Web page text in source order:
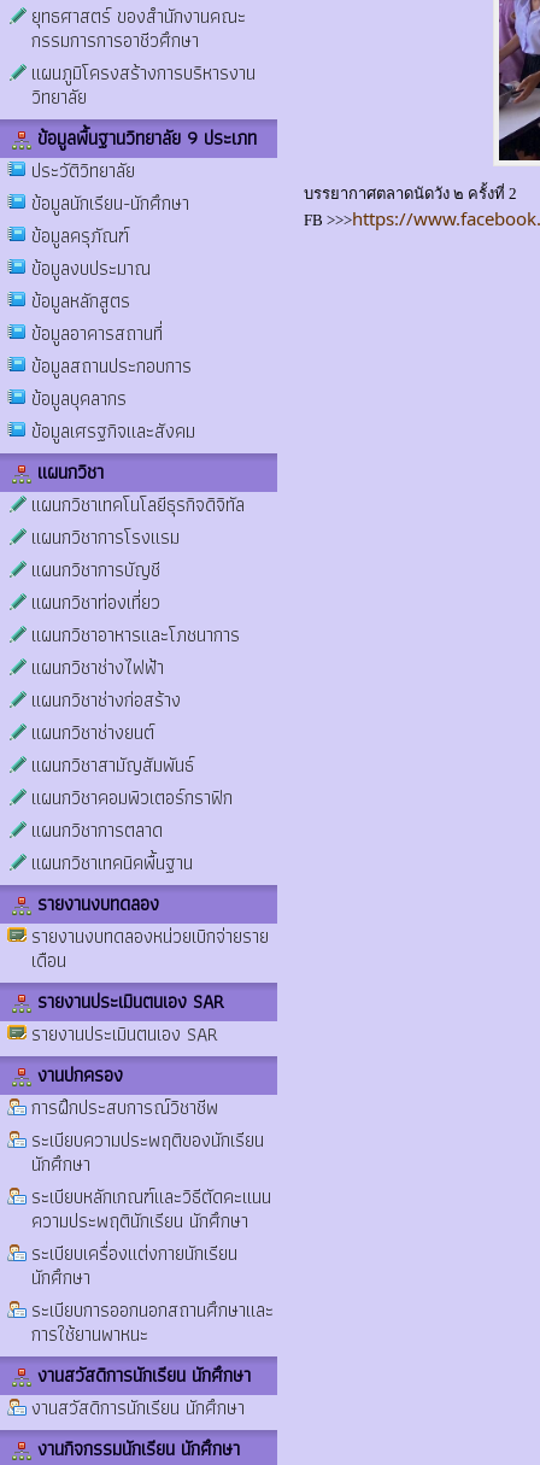
ยุทธศาสตร์ ของสำนักงานคณะ
กรรมการการอาชีวศึกษา
แผนภูมิโครงสร้างการบริหารงาน
วิทยาลัย
ข้อมูลพื้นฐานวิทยาลัย 9 ประเภท
ประวัติวิทยาลัย
ข้อมูลนักเรียน-นักศึกษา
ข้อมูลครุภัณฑ์
ข้อมูลงบประมาณ
ข้อมูลหลักสูตร
ข้อมูลอาคารสถานที่
ข้อมูลสถานประกอบการ
ข้อมูลบุคลากร
ข้อมูลเศรฐกิจและสังคม
แผนกวิชา
แผนกวิชาเทคโนโลยีธุรกิจดิจิทัล
แผนกวิชาการโรงแรม
แผนกวิชาการบัญชี
แผนกวิชาท่องเที่ยว
แผนกวิชาอาหารและโภชนาการ
แผนกวิชาช่างไฟฟ้า
แผนกวิชาช่างก่อสร้าง
แผนกวิชาช่างยนต์
แผนกวิชาสามัญสัมพันธ์
แผนกวิชาคอมพิวเตอร์กราฟิก
แผนกวิชาการตลาด
แผนกวิชาเทคนิคพื้นฐาน
รายงานงบทดลอง
รายงานงบทดลองหน่วยเบิกจ่ายราย
เดือน
รายงานประเมินตนเอง SAR
รายงานประเมินตนเอง SAR
งานปกครอง
การฝึกประสบการณ์วิชาชีพ
ระเบียบความประพฤติของนักเรียน
นักศึกษา
ระเบียบหลักเกณฑ์และวิธีตัดคะแนน
ความประพฤตินักเรียน นักศึกษา
ระเบียบเครื่องแต่งกายนักเรียน
นักศึกษา
ระเบียบการออกนอกสถานศึกษาและ
การใช้ยานพาหนะ
งานสวัสดิการนักเรียน นักศึกษา
งานสวัสดิการนักเรียน นักศึกษา
งานกิจกรรมนักเรียน นักศึกษา
บรรยากาศตลาดนัดวัง ๒ ครั้งที่ 2
FB >>>https://